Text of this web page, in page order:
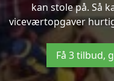
kan stole på. Så
viceværtopgaver
Få 3 tilbud,